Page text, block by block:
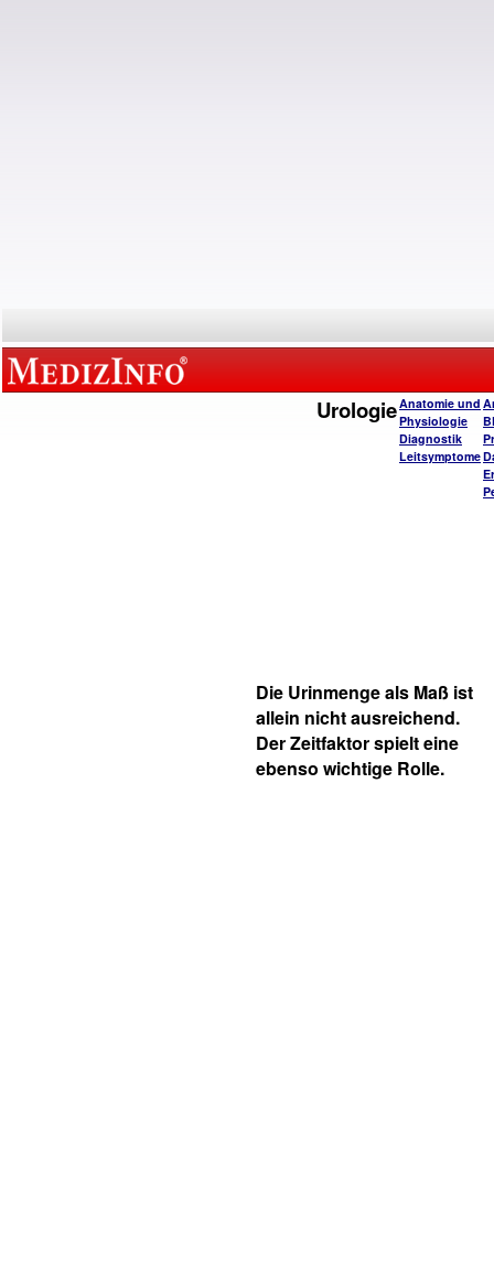
UrologieAnatomie und
Physiologie
Diagnostik
Leitsymptome
Die Urinmenge als Maß ist
allein nicht ausreichend.
Der Zeitfaktor spielt eine
ebenso wichtige Rolle.